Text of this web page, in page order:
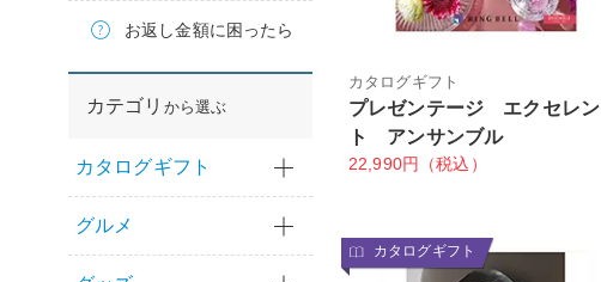
お返し金額に困ったら
カテゴリ から選ぶ
カタログギフト
グルメ
カタログギフト
プレゼンテージ エクセレン
ト アンサンブル
22,990円（税込）
カタログギフト